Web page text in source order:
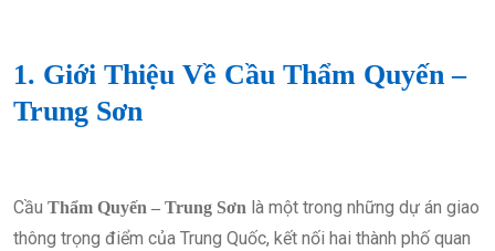
1. Giới Thiệu Về Cầu Thẩm Quyến –
Trung Sơn
Cầu Thẩm Quyến – Trung Sơn là một trong những dự án giao
thông trọng điểm của Trung Quốc, kết nối hai thành phố quan